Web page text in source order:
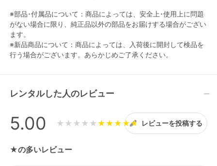
※部品･付属品について：商品によっては、安全上･使用上に問題
がない場合に限り、純正品以外の部品をお届けする場合がござい
ます。
※新品商品について：商品によっては、入荷後に開封して検品を
行う場合がございます。あらかじめご了承ください。
レンタルした人のレビュー
5.00 ★★★★★ レビューを投稿する
★の多いレビュー